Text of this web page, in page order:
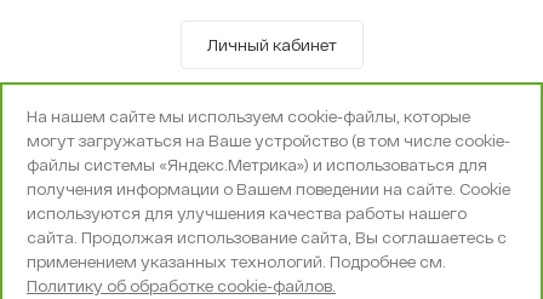
Личный кабинет
© OOO «Экселенте» 2010-2026 г.
Политика конфиденциальности
Поддержка и сопровождение -Вебпространство
На нашем сайте мы используем cookie-файлы, которые
могут загружаться на Ваше устройство (в том числе cookie-
файлы системы «Яндекс.Метрика») и использоваться для
получения информации о Вашем поведении на сайте. Cookie
используются для улучшения качества работы нашего
сайта. Продолжая использование сайта, Вы соглашаетесь с
применением указанных технологий. Подробнее см.
Политику об обработке cookie-файлов.